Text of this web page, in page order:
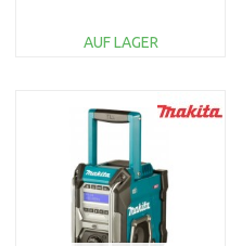
AUF LAGER
Vergleichen